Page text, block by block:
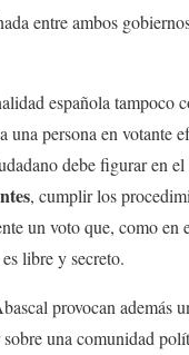
entre ambos
española tampoco
una persona en votante
debe figurar en el
, cumplir los
un voto que, como en
libre y secreto.
provocan además
una comunidad